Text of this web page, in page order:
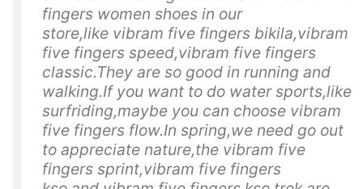
fingers women shoes in our
store,like vibram five fingers bikila,vibram
five fingers speed,vibram five fingers
classic.They are so good in running and
walking.If you want to do water sports,like
surfriding,maybe you can choose vibram
five fingers flow.In spring,we need go out
to appreciate nature,the vibram five
fingers sprint,vibram five fingers